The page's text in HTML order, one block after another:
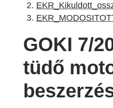
GOKI 7/
tüdő